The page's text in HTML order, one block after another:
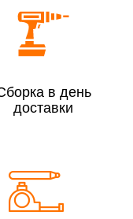
в день
доставки